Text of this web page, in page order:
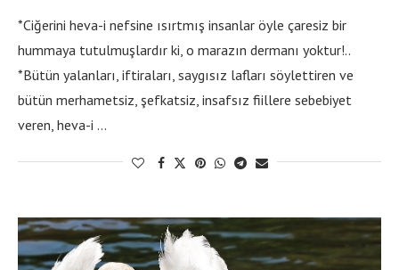
*Ciğerini heva-i nefsine ısırtmış insanlar öyle çaresiz bir
hummaya tutulmuşlardır ki, o marazın dermanı yoktur!..
*Bütün yalanları, iftiraları, saygısız lafları söylettiren ve
bütün merhametsiz, şefkatsiz, insafsız fiillere sebebiyet
veren, heva-i …